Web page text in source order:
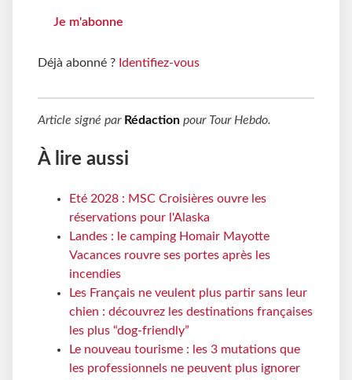
Je m'abonne
Déjà abonné ? Identifiez-vous
Article signé par Rédaction pour Tour Hebdo.
À lire aussi
Eté 2028 : MSC Croisières ouvre les
réservations pour l'Alaska
Landes : le camping Homair Mayotte
Vacances rouvre ses portes après les
incendies
Les Français ne veulent plus partir sans leur
chien : découvrez les destinations françaises
les plus “dog-friendly”
Le nouveau tourisme : les 3 mutations que
les professionnels ne peuvent plus ignorer